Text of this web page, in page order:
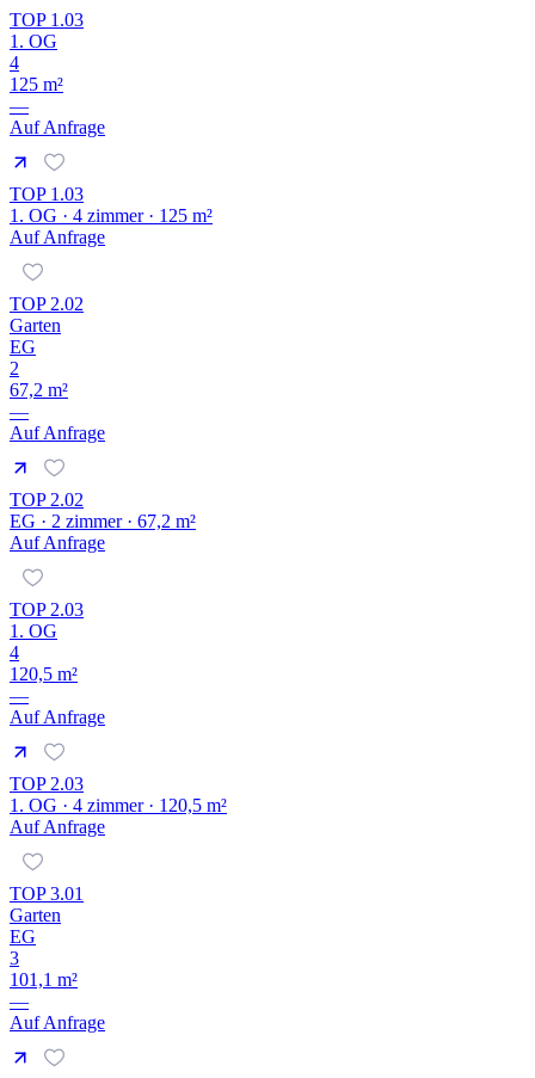
TOP 1.03
1. OG
4
125 m²
—
Auf Anfrage
TOP 1.03
1. OG · 4 zimmer · 125 m²
Auf Anfrage
TOP 2.02
Garten
EG
2
67,2 m²
—
Auf Anfrage
TOP 2.02
EG · 2 zimmer · 67,2 m²
Auf Anfrage
TOP 2.03
1. OG
4
120,5 m²
—
Auf Anfrage
TOP 2.03
1. OG · 4 zimmer · 120,5 m²
Auf Anfrage
TOP 3.01
Garten
EG
3
101,1 m²
—
Auf Anfrage